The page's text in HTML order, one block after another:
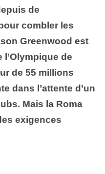
de
combler les
Greenwood est
l’Olympique de
de 55 millions
dans l’attente d’un
Mais la Roma
exigences